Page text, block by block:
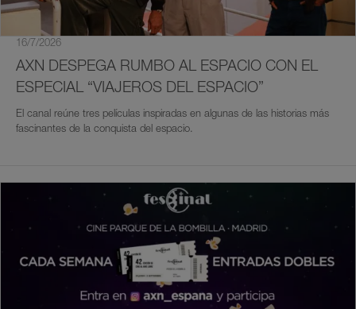
16/7/2026
AXN DESPEGA RUMBO AL ESPACIO CON EL
ESPECIAL “VIAJEROS DEL ESPACIO”
El canal reúne tres películas inspiradas en algunas de las historias más
fascinantes de la conquista del espacio.